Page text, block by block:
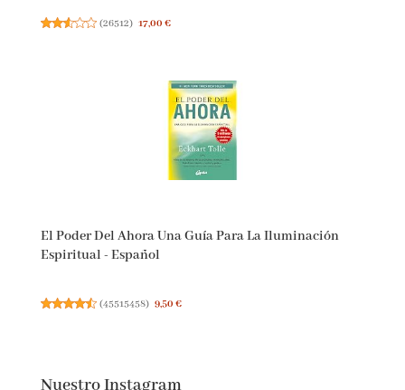
(26512) 17,00 €
El Poder Del Ahora Una Guía Para La Iluminación
Espiritual - Español
(45515458) 9,50 €
Nuestro Instagram